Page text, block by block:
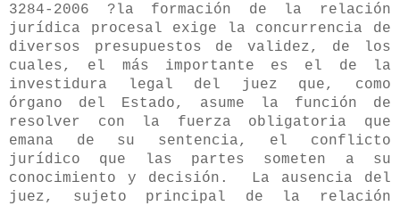
3284-2006 ?la formación de la relación
jurídica procesal exige la concurrencia de
diversos presupuestos de validez, de los
cuales, el más importante es el de la
investidura legal del juez que, como
órgano del Estado, asume la función de
resolver con la fuerza obligatoria que
emana de su sentencia, el conflicto
jurídico que las partes someten a su
conocimiento y decisión. La ausencia del
juez, sujeto principal de la relación